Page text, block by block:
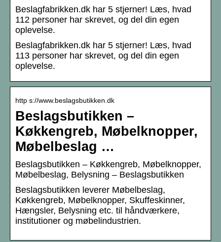
Beslagfabrikken.dk har 5 stjerner! Læs, hvad
112 personer har skrevet, og del din egen
oplevelse.
Beslagfabrikken.dk har 5 stjerner! Læs, hvad
113 personer har skrevet, og del din egen
oplevelse.
http s://www.beslagsbutikken.dk
Beslagsbutikken –
Køkkengreb, Møbelknopper,
Møbelbeslag …
Beslagsbutikken – Køkkengreb, Møbelknopper,
Møbelbeslag, Belysning – Beslagsbutikken
Beslagsbutikken leverer Møbelbeslag,
Køkkengreb, Møbelknopper, Skuffeskinner,
Hængsler, Belysning etc. til håndværkere,
institutioner og møbelindustrien.